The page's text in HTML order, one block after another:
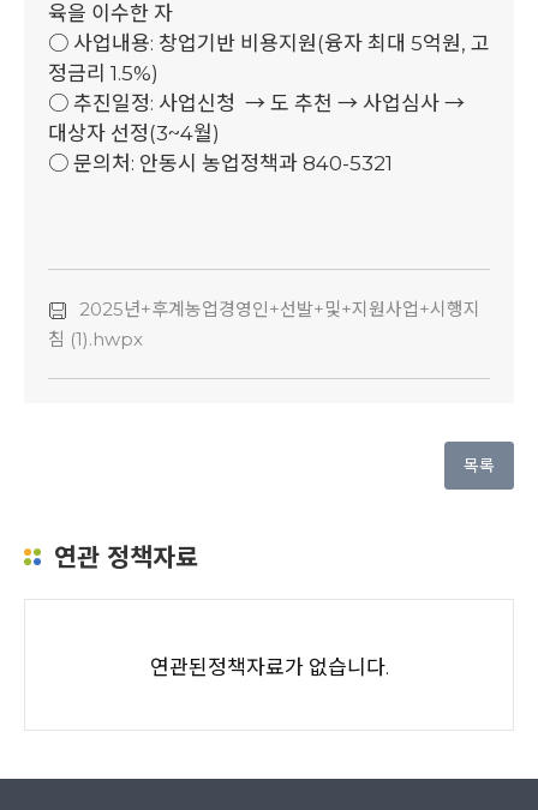
육을 이수한 자
○ 사업내용: 창업기반 비용지원(융자 최대 5억원, 고
정금리 1.5%)
○ 추진일정: 사업신청 → 도 추천 → 사업심사 →
대상자 선정(3~4월)
○ 문의처: 안동시 농업정책과 840-5321
2025년+후계농업경영인+선발+및+지원사업+시행지
침 (1).hwpx
목록
연관 정책자료
연관된정책자료가 없습니다.